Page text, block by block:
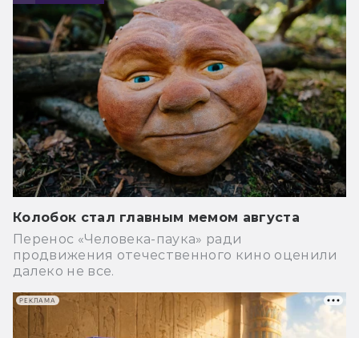
Колобок стал главным мемом августа
Перенос «Человека-паука» ради
продвижения отечественного кино оценили
далеко не все.
РЕКЛАМА